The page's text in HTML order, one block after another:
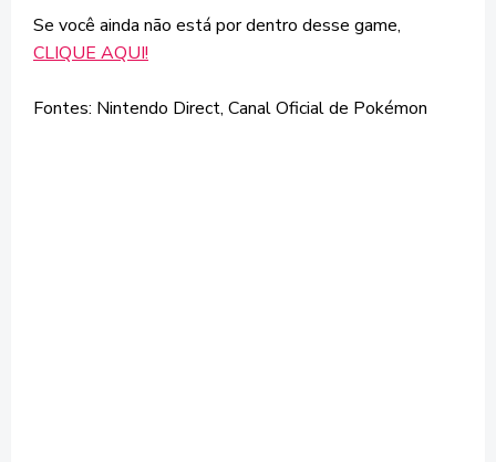
Se você ainda não está por dentro desse game,
CLIQUE AQUI!
Fontes: Nintendo Direct, Canal Oficial de Pokémon